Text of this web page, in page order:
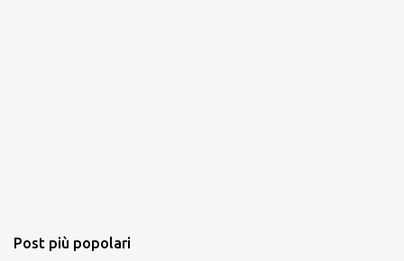
Post più popolari